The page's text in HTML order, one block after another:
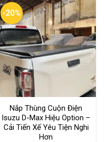
-20%
Nắp Thùng Cuộn Điện
Isuzu D-Max Hiệu Option –
Cải Tiến Xế Yêu Tiện Nghi
Hơn